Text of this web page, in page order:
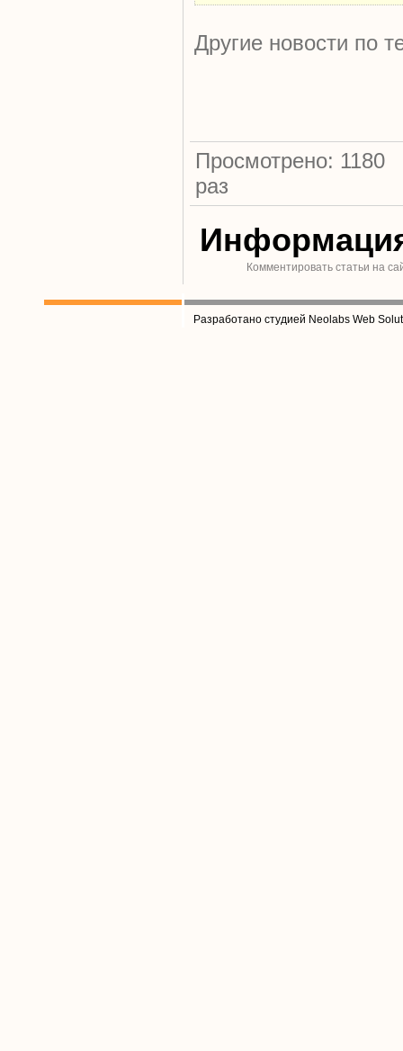
Другие новости по
Просмотрено: 1180
раз
Комментировать статьи на
Разработано студией Neolabs Web